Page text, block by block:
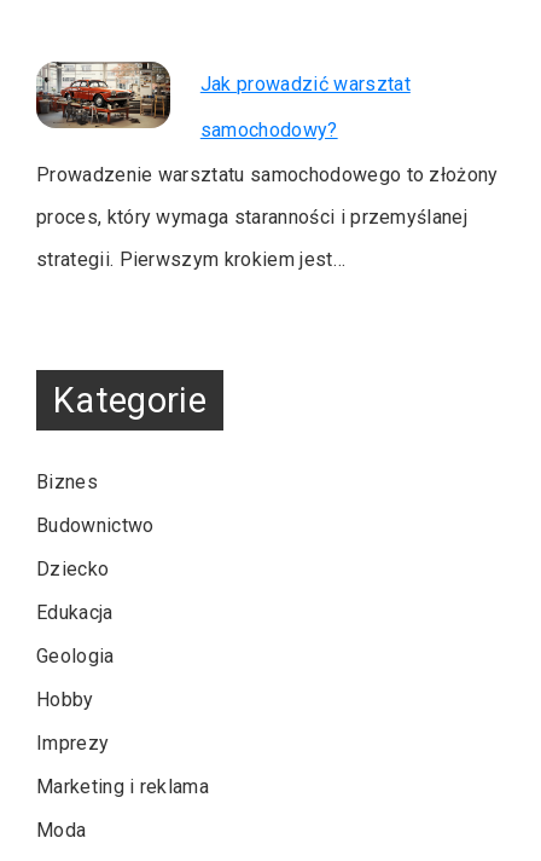
Jak prowadzić warsztat
samochodowy?
Prowadzenie warsztatu samochodowego to złożony
proces, który wymaga staranności i przemyślanej
strategii. Pierwszym krokiem jest…
Kategorie
Biznes
Budownictwo
Dziecko
Edukacja
Geologia
Hobby
Imprezy
Marketing i reklama
Moda